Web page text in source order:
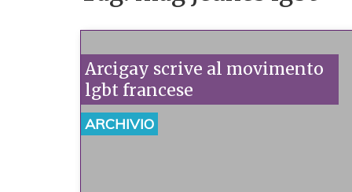
Arcigay scrive al movimento
lgbt francese
ARCHIVIO